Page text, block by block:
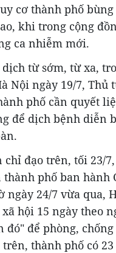
cơ thành phố
khi trong cộng
ca nhiễm mới.
từ sớm, từ xa,
Nội ngày 19/7, Thủ
phố cần quyết
để dịch bệnh diễn
chỉ đạo trên, tối 23/
thành phố ban hành
ngày 24/7 vừa qua,
hội 15 ngày theo
đó" để phòng,
thành phố có